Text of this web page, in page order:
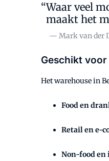
Waar veel
maakt het
— Mark van der
Geschikt
Het warehouse in
Food en
Retail en e-
Non-food